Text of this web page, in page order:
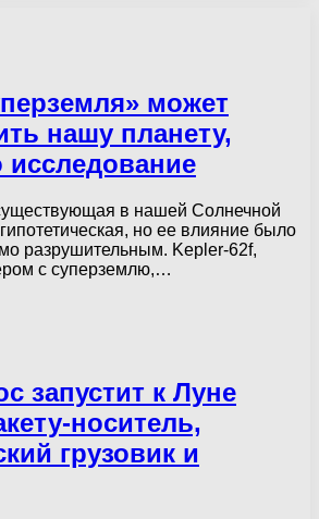
может
нашу планету,
исследование
в нашей Солнечной
но ее влияние было
разрушительным. Kepler-62f,
с суперземлю,…
запустит к Луне
носитель,
грузовик и